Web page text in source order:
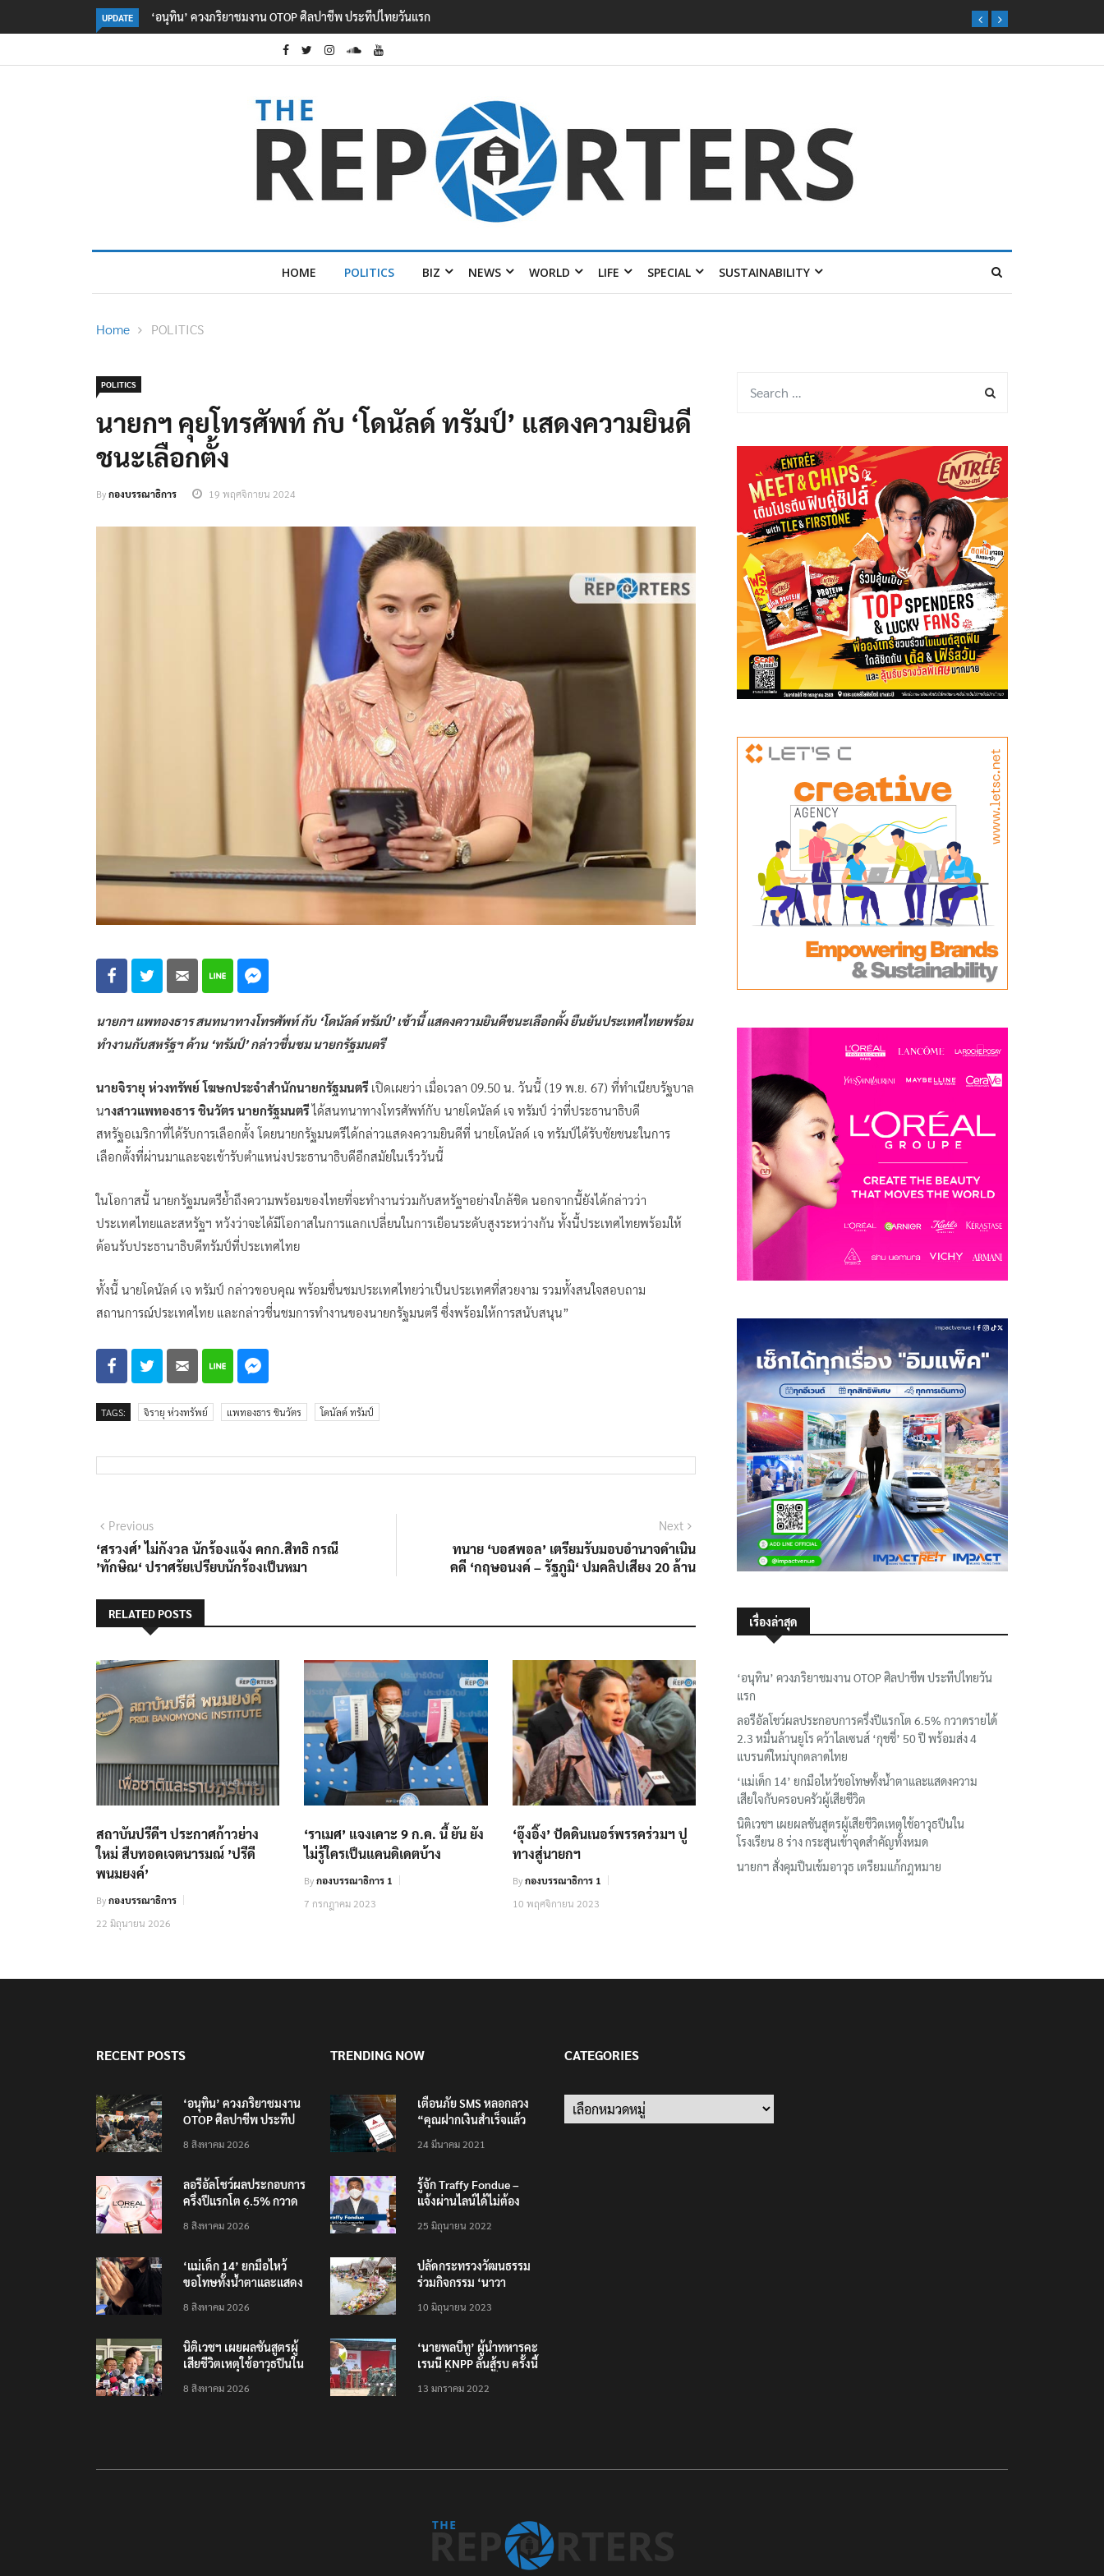
UPDATE
ศิลปาชีพ ประทีปไทยวันแรกลอรีอัลโชว์ผลประกอบการครึ่งปีแรกโต 6.5% กวาดรายได้
2.3 หมื่นล้านยูโร คว้าไลเซนส์ ‘กุชชี่’ 50 ปี พร้อมส่ง 4 แบรนด์
HOME POLITICS BIZ NEWS WORLD LIFE SPECIAL SUSTAINABILITY
Home POLITICS
POLITICS
นายกฯ คุยโทรศัพท์ กับ ‘โดนัลด์ ทรัมป์’ แสดงความยินดี
ชนะเลือกตั้ง
Byกองบรรณาธิการ 19 พฤศจิกายน 2024
นายกฯ แพทองธาร สนทนาทางโทรศัพท์ กับ ‘โดนัลด์ ทรัมป์’ เช้านี้ แสดงความยินดีชนะเลือกตั้ง ยืนยันประเทศไทยพร้อม
ทำงานกับสหรัฐฯ ด้าน ‘ทรัมป์’ กล่าวชื่นชม นายกรัฐมนตรี
นายจิรายุ ห่วงทรัพย์ โฆษกประจำสำนักนายกรัฐมนตรี เปิดเผยว่า เมื่อเวลา 09.50 น. วันนี้ (19 พ.ย. 67) ที่ทำเนียบรัฐบาล
นางสาวแพทองธาร ชินวัตร นายกรัฐมนตรีได้สนทนาทางโทรศัพท์กับ นายโดนัลด์ เจ ทรัมป์ ว่าที่ประธานาธิบดี
สหรัฐอเมริกาที่ได้รับการเลือกตั้ง โดยนายกรัฐมนตรีได้กล่าวแสดงความยินดีที่ นายโดนัลด์ เจ ทรัมป์ได้รับชัยชนะในการ
เลือกตั้งที่ผ่านมาและจะเข้ารับตำแหน่งประธานาธิบดีอีกสมัยในเร็ววันนี้
ในโอกาสนี้ นายกรัฐมนตรีย้ำถึงความพร้อมของไทยที่จะทำงานร่วมกับสหรัฐฯอย่างใกล้ชิด นอกจากนี้ยังได้กล่าวว่า
ประเทศไทยและสหรัฐฯ หวังว่าจะได้มีโอกาสในการแลกเปลี่ยนในการเยือนระดับสูงระหว่างกัน ทั้งนี้ประเทศไทยพร้อมให้
ต้อนรับประธานาธิบดีทรัมป์ที่ประเทศไทย
ทั้งนี้ นายโดนัลด์ เจ ทรัมป์ กล่าวขอบคุณ พร้อมชื่นชมประเทศไทยว่าเป็นประเทศที่สวยงาม รวมทั้งสนใจสอบถาม
สถานการณ์ประเทศไทย และกล่าวชี่นชมการทำงานของนายกรัฐมนตรี ซึ่งพร้อมให้การสนับสนุน”
TAGS: จิรายุ ห่วงทรัพย์ แพทองธาร ชินวัตร โดนัลด์ ทรัมป์
แนะแนว
เรื่อง
PreviousPrevious
post:
‘สรวงศ์’ ไม่กังวล นักร้องแจ้ง คกก.สิทธิ กรณี
’ทักษิณ‘ ปราศรัยเปรียบนักร้องเป็นหมา
Next
post:
ทนาย ‘บอสพอล’ เตรียมรับมอบอำนาจดำเนิน
คดี ‘กฤษอนงค์ – รัฐภูมิ‘ ปมคลิปเสียง 20 ล้าน
RELATED POSTS
สถาบันปรีดีฯ ประกาศก้าวย่าง
ใหม่ สืบทอดเจตนารมณ์ ’ปรีดี
พนมยงค์’
Byกองบรรณาธิการ
22 มิถุนายน 2026
‘ราเมศ’ แจงเคาะ 9 ก.ค. นี้ ยัน ยัง
ไม่รู้ใครเป็นแคนดิเดตบ้าง
Byกองบรรณาธิการ 1
7 กรกฎาคม 2023
‘อุ๊งอิ๊ง’ ปัดดินเนอร์พรรคร่วมฯ ปู
ทางสู่นายกฯ
Byกองบรรณาธิการ 1
10 พฤศจิกายน 2023
เรื่องล่าสุด
‘อนุทิน’ ควงภริยาชมงาน OTOP ศิลปาชีพ ประทีปไทยวัน
แรก
ลอรีอัลโชว์ผลประกอบการครึ่งปีแรกโต 6.5% กวาดรายได้
2.3 หมื่นล้านยูโร คว้าไลเซนส์ ‘กุชชี่’ 50 ปี พร้อมส่ง 4
แบรนด์ใหม่บุกตลาดไทย
‘แม่เด็ก 14’ ยกมือไหว้ขอโทษทั้งน้ำตาและแสดงความ
เสียใจกับครอบครัวผู้เสียชีวิต
นิติเวชฯ เผยผลชันสูตรผู้เสียชีวิตเหตุใช้อาวุธปืนใน
โรงเรียน 8 ร่าง กระสุนเข้าจุดสำคัญทั้งหมด
นายกฯ สั่งคุมปืนเข้มอาวุธ เตรียมแก้กฎหมาย
RECENT POSTS
‘อนุทิน’ ควงภริยาชมงาน
OTOP ศิลปาชีพ ประทีป
8 สิงหาคม 2026
ลอรีอัลโชว์ผลประกอบการ
ครึ่งปีแรกโต 6.5% กวาด
คว้าไลเซนส์ ‘กุชชี่’ 50 ปี
ตลาดไทย
8 สิงหาคม 2026
‘แม่เด็ก 14’ ยกมือไหว้
ขอโทษทั้งน้ำตาและแสดง
เสียชีวิต
8 สิงหาคม 2026
นิติเวชฯ เผยผลชันสูตรผู้
เสียชีวิตเหตุใช้อาวุธปืนใน
จุดสำคัญทั้งหมด
8 สิงหาคม 2026
TRENDING NOW
เตือนภัย SMS หลอกลวง
“คุณฝากเงินสำเร็จแล้ว
200,000 บาท”
24 มีนาคม 2021
รู้จัก Traffy Fondue –
แจ้งผ่านไลน์ได้ไม่ต้อง
ทั่วไทย ไม่ใช่แค่ในกรุง
25 มิถุนายน 2022
ปลัดกระทรวงวัฒนธรรม
ร่วมกิจกรรม ‘นาวา
ตักบาตรทางน้ำ
10 มิถุนายน 2023
‘นายพลบีทู’ ผู้นำทหารคะ
เรนนี KNPP ลั่นสู้รบ ครั้งนี้
ประชาชนต้องชนะ
13 มกราคม 2022
CATEGORIES
Categories